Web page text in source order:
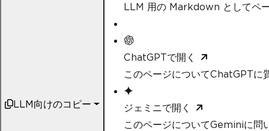
LLM向けのコピー
LLM 用の Markdown としてペ
ChatGPTで開く
このページについてChatGPTに
ジェミニで開く
このページについてGeminiに問